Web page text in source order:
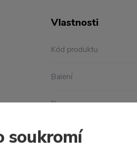
Vlastnosti
Kód produktu
Balení
Barva
Kolekce
soukromí